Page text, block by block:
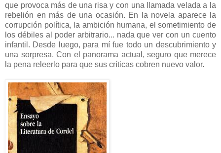
que provoca más de una risa y con una llamada velada a la
rebelión en más de una ocasión. En la novela aparece la
corrupción política, la ambición humana, el sometimiento de
los débiles al poder arbitrario... nada que ver con un cuento
infantil. Desde luego, para mí fue todo un descubrimiento y
una sorpresa. Con el panorama actual, seguro que merece
la pena releerlo para que sus críticas cobren nuevo valor.